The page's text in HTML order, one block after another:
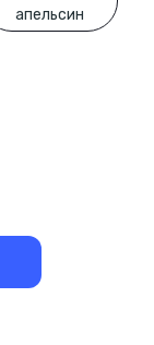
апельсин